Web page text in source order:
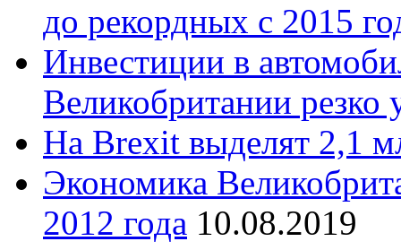
до рекордных с 2015
Инвестиции в
Великобритании резко
На Brexit выделят 2,1
Экономика
2012 года 10.08.2019